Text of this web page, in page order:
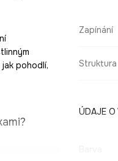
pohodlí,
Zapínání
Struktura
ÚDAJE O